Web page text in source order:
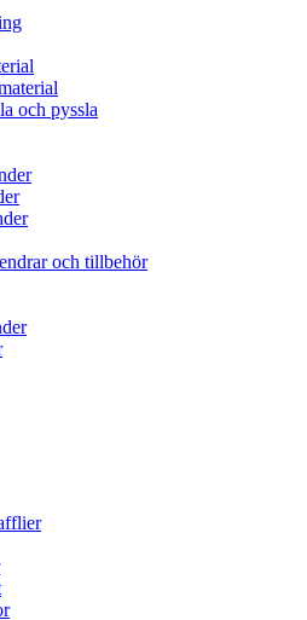
och pyssla
och tillbehör